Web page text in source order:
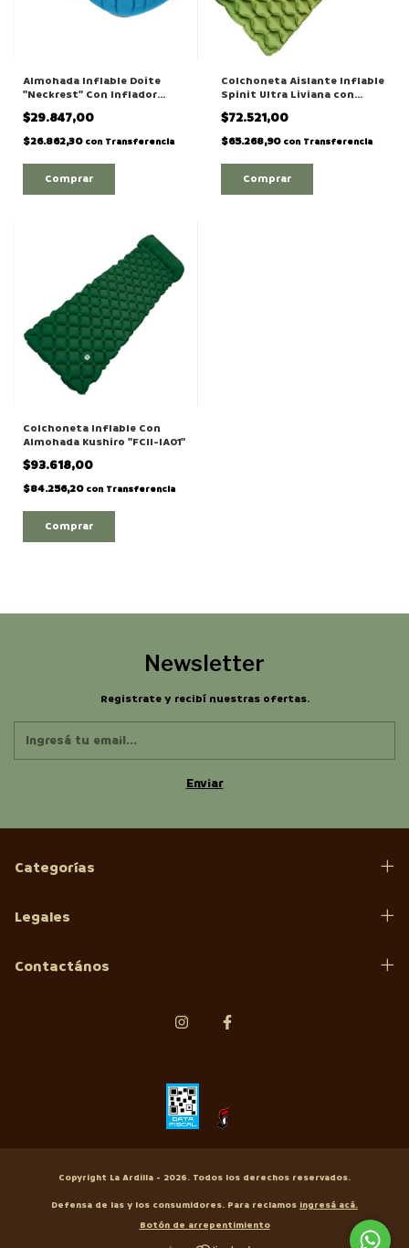
Almohada Inflable Doite
"Neckrest" Con Inflador
Incorporado
$29.847,00
$26.862,30 con Transferencia
Colchoneta Aislante Inflable
Spinit Ultra Liviana con
Almohada "Aerolite"
$72.521,00
$65.268,90 con Transferencia
Comprar
Colchoneta Inflable Con
Almohada Kushiro "FCII-IA01"
$93.618,00
$84.256,20 con Transferencia
Newsletter
Registrate y recibí nuestras ofertas.
Categorías
Legales
Contactános
Copyright La Ardilla - 2026. Todos los derechos reservados.
Defensa de las y los consumidores. Para reclamos ingresá acá.
Botón de arrepentimiento